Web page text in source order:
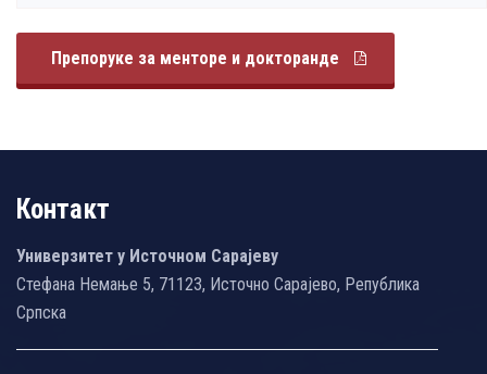
Препоруке за менторе и докторанде
Контакт
Универзитет у Источном Сарајеву
Стефана Немање 5, 71123, Источно Сарајево, Република
Српска